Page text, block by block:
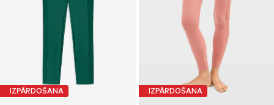
IZPĀRDOŠANA IZPĀRDOŠANA